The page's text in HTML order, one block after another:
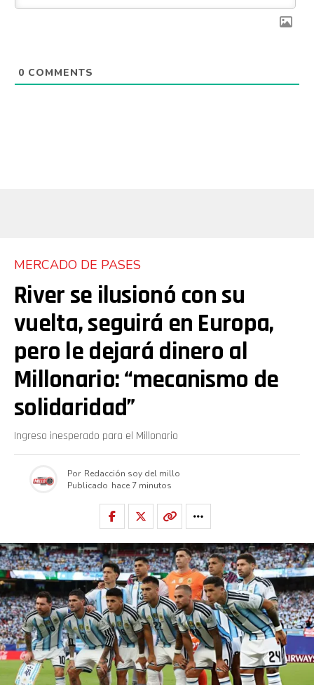
0 COMMENTS
MERCADO DE PASES
River se ilusionó con su
vuelta, seguirá en Europa,
pero le dejará dinero al
Millonario: “mecanismo de
solidaridad”
Ingreso inesperado para el Millonario
Por Redacción soy del millo
Publicado hace 7 minutos